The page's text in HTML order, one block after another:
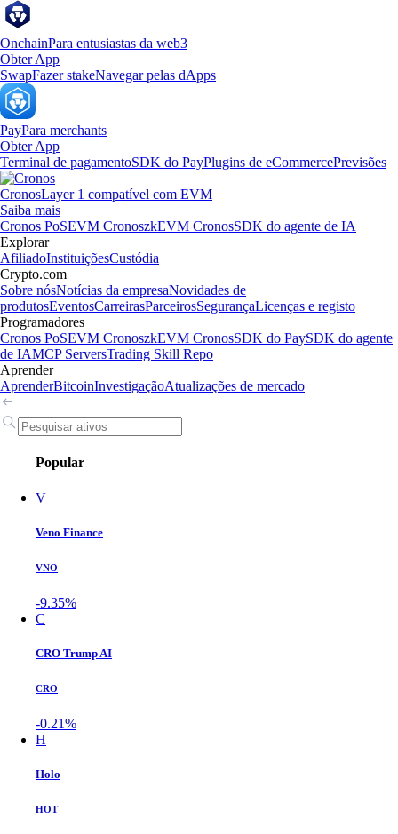
OnchainPara entusiastas da web3
Obter App
SwapFazer stakeNavegar pelas dApps
PayPara merchants
Obter App
Terminal de pagamentoSDK do PayPlugins de eCommercePrevisões
CronosLayer 1 compatível com EVM
Saiba mais
Cronos PoSEVM CronoszkEVM CronosSDK do agente de IA
Explorar
AfiliadoInstituiçõesCustódia
Crypto.com
Sobre nósNotícias da empresaNovidades de
produtosEventosCarreirasParceirosSegurançaLicenças e registo
Programadores
Cronos PoSEVM CronoszkEVM CronosSDK do PaySDK do agente
de IAMCP ServersTrading Skill Repo
Aprender
AprenderBitcoinInvestigaçãoAtualizações de mercado
Popular
V
Veno Finance
VNO
-9.35%
C
CRO Trump AI
CRO
-0.21%
H
Holo
HOT